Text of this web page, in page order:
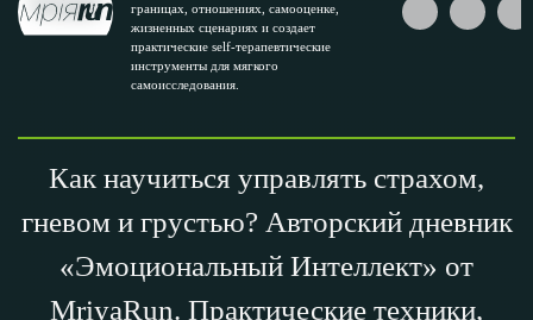
границах, отношениях, самооценке,
жизненных сценариях и создает
практические self-терапевтические
инструменты для мягкого
самоисследования.
Как научиться управлять страхом,
гневом и грустью? Авторский дневник
«Эмоциональный Интеллект» от
MriyaRun. Практические техники,